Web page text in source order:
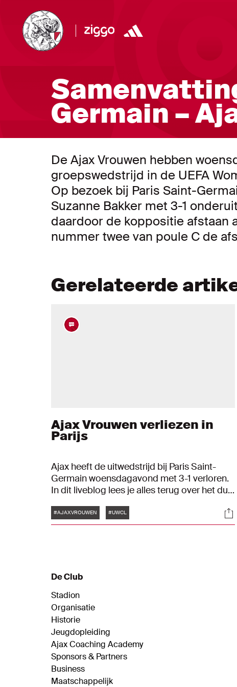
Germain –
De Ajax Vrouwen hebben
groepswedstrijd in de UEFA
Op bezoek bij Paris Saint-
Suzanne Bakker met 3-1
daardoor de koppositie afstaan
nummer twee van poule C de
Gerelateerde
Ajax Vrouwen verliezen in
Parijs
Ajax heeft de uitwedstrijd bij Paris Saint-
Germain woensdagavond met 3-1 verloren.
In dit liveblog lees je alles terug over het duel
Tags
#AJAXVROUWEN #UWCL
De Club
Stadion
Organisatie
Historie
Jeugdopleiding
Ajax Coaching Academy
Sponsors & Partners
Business
Maatschappelijk